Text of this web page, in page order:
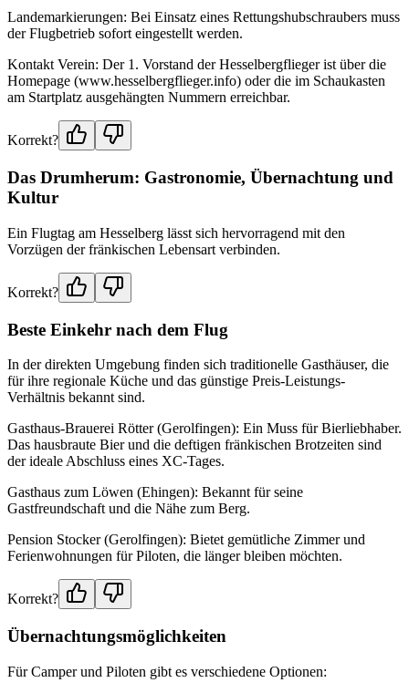
Landemarkierungen: Bei Einsatz eines Rettungshubschraubers muss
der Flugbetrieb sofort eingestellt werden.
Kontakt Verein: Der 1. Vorstand der Hesselbergflieger ist über die
Homepage (www.hesselbergflieger.info) oder die im Schaukasten
am Startplatz ausgehängten Nummern erreichbar.
Korrekt?
Das Drumherum: Gastronomie, Übernachtung und
Kultur
Ein Flugtag am Hesselberg lässt sich hervorragend mit den
Vorzügen der fränkischen Lebensart verbinden.
Korrekt?
Beste Einkehr nach dem Flug
In der direkten Umgebung finden sich traditionelle Gasthäuser, die
für ihre regionale Küche und das günstige Preis-Leistungs-
Verhältnis bekannt sind.
Gasthaus-Brauerei Rötter (Gerolfingen): Ein Muss für Bierliebhaber.
Das hausbraute Bier und die deftigen fränkischen Brotzeiten sind
der ideale Abschluss eines XC-Tages.
Gasthaus zum Löwen (Ehingen): Bekannt für seine
Gastfreundschaft und die Nähe zum Berg.
Pension Stocker (Gerolfingen): Bietet gemütliche Zimmer und
Ferienwohnungen für Piloten, die länger bleiben möchten.
Korrekt?
Übernachtungsmöglichkeiten
Für Camper und Piloten gibt es verschiedene Optionen: